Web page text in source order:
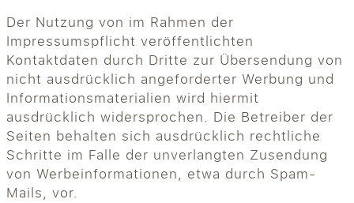
Der Nutzung von im Rahmen der
Impressumspflicht veröffentlichten
Kontaktdaten durch Dritte zur Übersendung von
nicht ausdrücklich angeforderter Werbung und
Informationsmaterialien wird hiermit
ausdrücklich widersprochen. Die Betreiber der
Seiten behalten sich ausdrücklich rechtliche
Schritte im Falle der unverlangten Zusendung
von Werbeinformationen, etwa durch Spam-
Mails, vor.